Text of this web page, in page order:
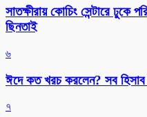
সাতক্ষীরায় কোচিং সেন্টারে ঢুকে
ছিনতাই
৬
ঈদে কত খরচ করলেন? সব হিসাব
৭